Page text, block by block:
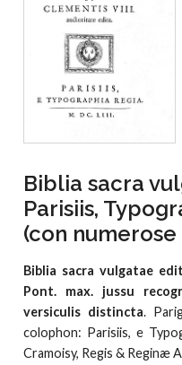
Biblia sacra
Parisiis,
(con
Biblia sacra vulgatae
Pont. max. jussu
versiculis distincta.
colophon: Parisiis, e
Cramoisy, Regis & Reginæ